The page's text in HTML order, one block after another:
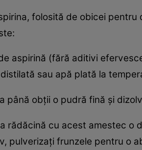
folosită de obicei
aspirină (fără aditivi
sau apă plată la
până obții o pudră fină și
rădăcină cu acest amestec o
pulverizați frunzele pentru o